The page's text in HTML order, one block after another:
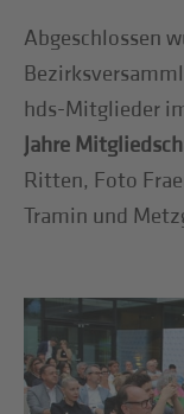
Abgeschlossen
hds-Mitglieder
Jahre
Ritten, Foto
Tramin und